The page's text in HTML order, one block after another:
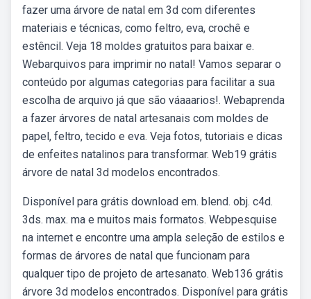
fazer uma árvore de natal em 3d com diferentes
materiais e técnicas, como feltro, eva, crochê e
estêncil. Veja 18 moldes gratuitos para baixar e.
Webarquivos para imprimir no natal! Vamos separar o
conteúdo por algumas categorias para facilitar a sua
escolha de arquivo já que são váaaarios!. Webaprenda
a fazer árvores de natal artesanais com moldes de
papel, feltro, tecido e eva. Veja fotos, tutoriais e dicas
de enfeites natalinos para transformar. Web19 grátis
árvore de natal 3d modelos encontrados.
Disponível para grátis download em. blend. obj. c4d.
3ds. max. ma e muitos mais formatos. Webpesquise
na internet e encontre uma ampla seleção de estilos e
formas de árvores de natal que funcionam para
qualquer tipo de projeto de artesanato. Web136 grátis
árvore 3d modelos encontrados. Disponível para grátis